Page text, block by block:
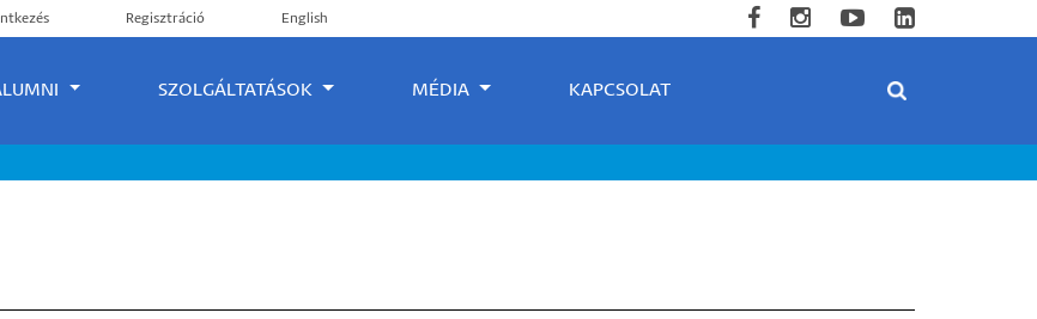
Regisztráció English
SZOLGÁLTATÁSOK MÉDIA KAPCSOLAT